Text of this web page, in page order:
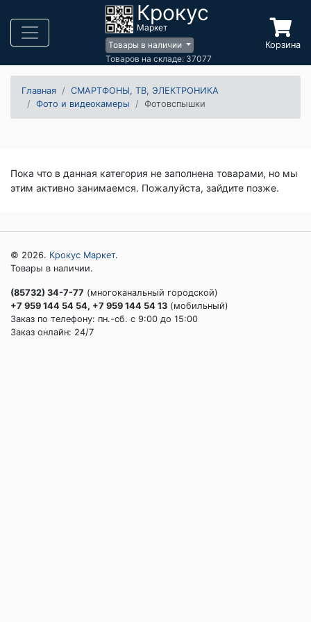
Крокус
Маркет
Товары в наличии
Товаров на складе: 37077
Корзина
Главная
СМАРТФОНЫ, ТВ, ЭЛЕКТРОНИКА
Фото и видеокамеры
Фотовспышки
Пока что в данная категория не заполнена товарами, но мы
этим активно занимаемся. Пожалуйста, зайдите позже.
© 2026. Крокус Маркет.
Товары в наличии.
(85732) 34-7-77 (многоканальный городской)
+7 959 144 54 54, +7 959 144 54 13 (мобильный)
Заказ по телефону: пн.-сб. c 9:00 до 15:00
Заказ онлайн: 24/7